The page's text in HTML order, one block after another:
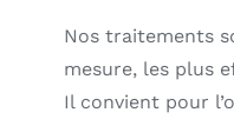
Nos traitements
mesure, les plus
Il convient pour